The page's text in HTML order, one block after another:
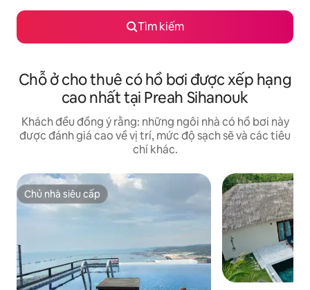
Tìm kiếm
Chỗ ở cho thuê có hồ bơi được xếp hạng
cao nhất tại Preah Sihanouk
Khách đều đồng ý rằng: những ngôi nhà có hồ bơi này
được đánh giá cao về vị trí, mức độ sạch sẽ và các tiêu
chí khác.
Chủ nhà siêu cấp
Chủ nhà siêu cấp